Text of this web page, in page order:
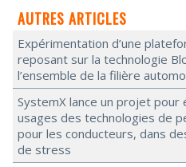
AUTRES ARTICLES
Expérimentation d’une
reposant sur la technologie
l’ensemble de la filière
SystemX lance un projet pour
usages des technologies de
pour les conducteurs, dans
de stress